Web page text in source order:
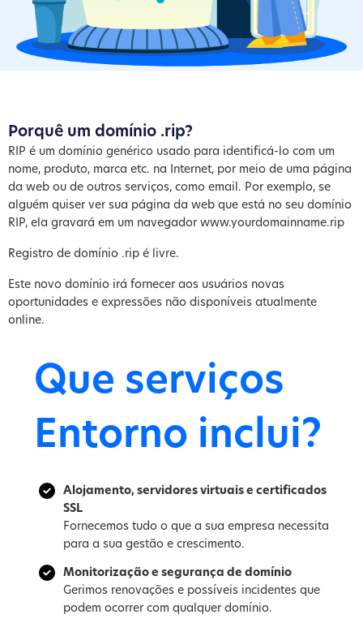
Porquê um domínio .rip?
RIP é um domínio genérico usado para identificá-lo com um
nome, produto, marca etc. na Internet, por meio de uma página
da web ou de outros serviços, como email. Por exemplo, se
alguém quiser ver sua página da web que está no seu domínio
RIP, ela gravará em um navegador www.yourdomainname.rip
Registro de domínio .rip é livre.
Este novo domínio irá fornecer aos usuários novas
oportunidades e expressões não disponíveis atualmente
online.
Que serviços
Entorno inclui?
Alojamento, servidores virtuais e certificados
SSL
Fornecemos tudo o que a sua empresa necessita
para a sua gestão e crescimento.
Monitorização e segurança de domínio
Gerimos renovações e possíveis incidentes que
podem ocorrer com qualquer domínio.